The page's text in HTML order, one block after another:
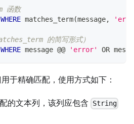
函数
WHERE matches_term(message,
的简写形式）
WHERE message @@ 'error' OR
于精确匹配，使用方式如下：
的文本列，该列应包含 String